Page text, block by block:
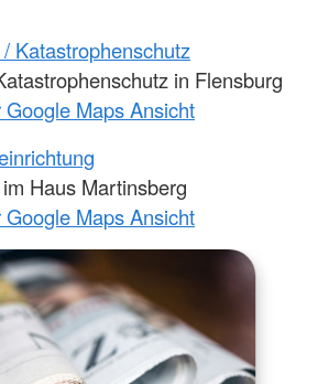
Katastrophenschutz
in Flensburg
Google Maps Ansicht
Haus Martinsberg
Google Maps Ansicht